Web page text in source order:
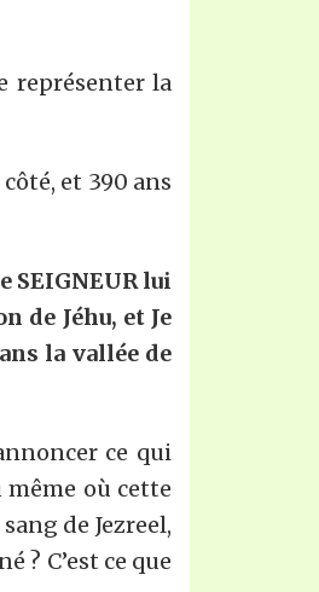
représenter la
et 390 ans
SEIGNEUR lui
de Jéhu, et Je
la vallée de
ce qui
où cette
de Jezreel,
? C’est ce que